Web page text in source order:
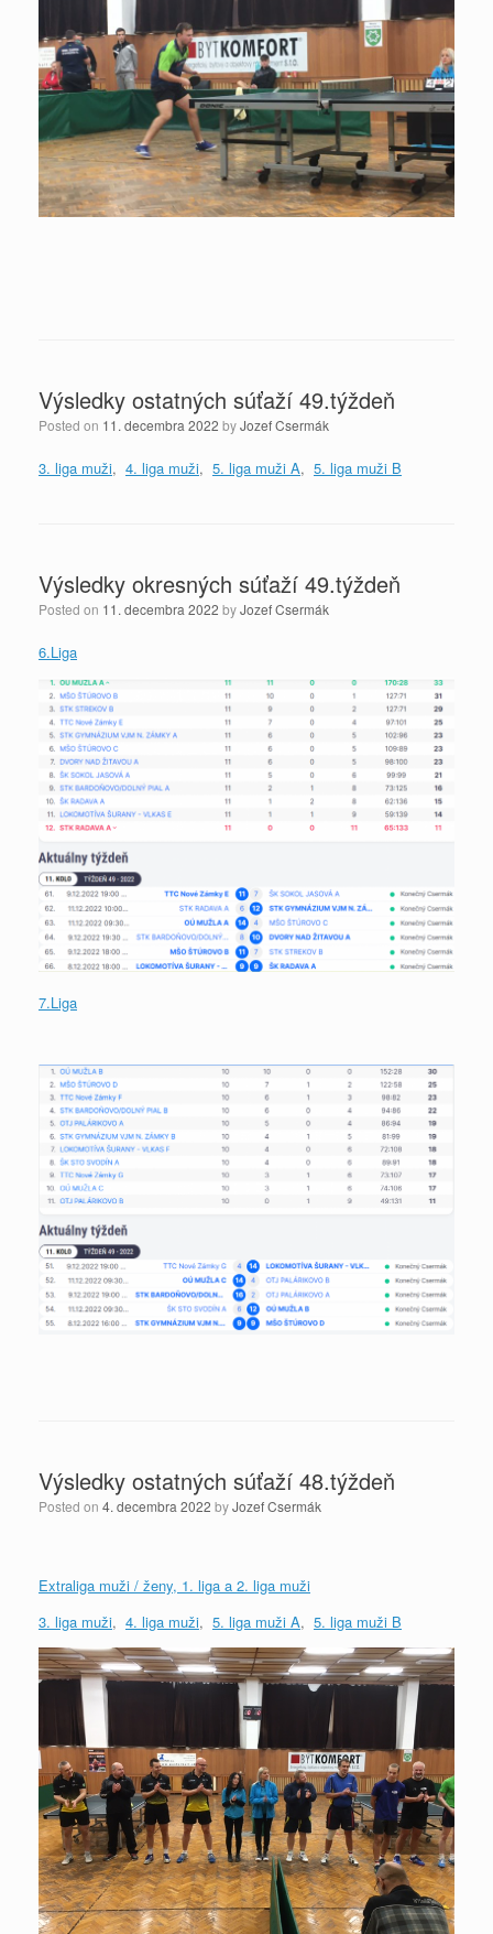
Výsledky ostatných súťaží 49.týždeň
Posted on 11. decembra 2022 byJozef Csermák
3. liga muži, 4. liga muži, 5. liga muži A, 5. liga muži B
Výsledky okresných súťaží 49.týždeň
Posted on 11. decembra 2022 byJozef Csermák
6.Liga
7.Liga
Výsledky ostatných súťaží 48.týždeň
Posted on 4. decembra 2022 byJozef Csermák
Extraliga muži / ženy, 1. liga a 2. liga muži
3. liga muži, 4. liga muži, 5. liga muži A, 5. liga muži B